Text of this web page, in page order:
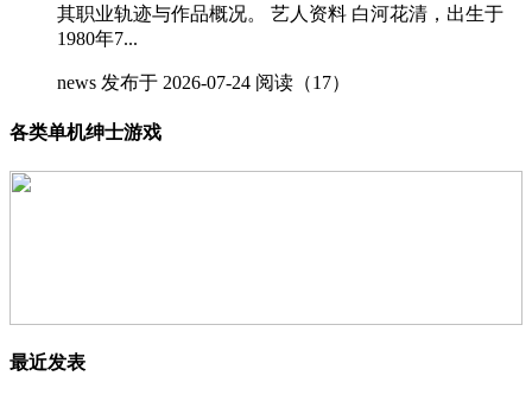
其职业轨迹与作品概况。 艺人资料 白河花清，出生于
1980年7...
news 发布于 2026-07-24 阅读（17）
各类单机绅士游戏
最近发表